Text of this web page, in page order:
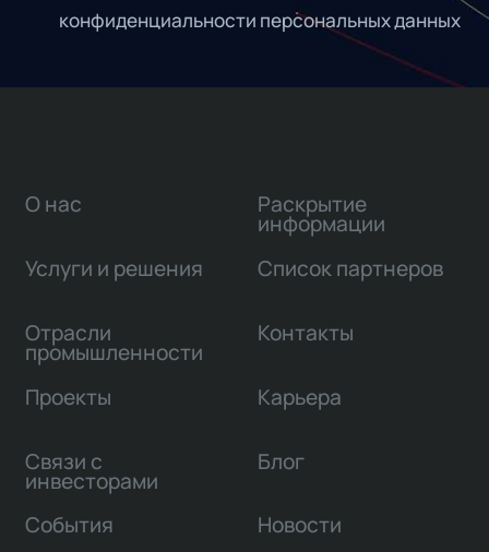
конфиденциальности персональных данных
О нас
Услуги и решения
Отрасли
промышленности
Проекты
Связи с
инвесторами
Раскрытие
информации
Список партнеров
Контакты
Карьера
Блог
События Новости